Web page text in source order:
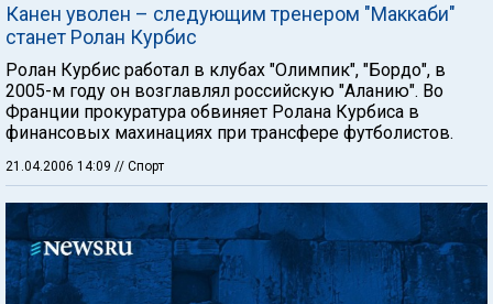
Канен уволен – следующим тренером "Маккаби"
станет Ролан Курбис
Ролан Курбис работал в клубах "Олимпик", "Бордо", в
2005-м году он возглавлял российскую "Аланию". Во
Франции прокуратура обвиняет Ролана Курбиса в
финансовых махинациях при трансфере футболистов.
21.04.2006 14:09 // Спорт